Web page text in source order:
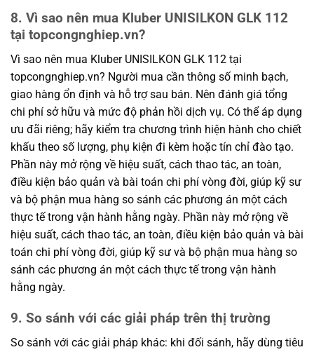
8. Vì sao nên mua Kluber UNISILKON GLK 112
tại topcongnghiep.vn?
Vì sao nên mua Kluber UNISILKON GLK 112 tại
topcongnghiep.vn? Người mua cần thông số minh bạch,
giao hàng ổn định và hỗ trợ sau bán. Nên đánh giá tổng
chi phí sở hữu và mức độ phản hồi dịch vụ. Có thể áp dụng
ưu đãi riêng; hãy kiểm tra chương trình hiện hành cho chiết
khấu theo số lượng, phụ kiện đi kèm hoặc tín chỉ đào tạo.
Phần này mở rộng về hiệu suất, cách thao tác, an toàn,
điều kiện bảo quản và bài toán chi phí vòng đời, giúp kỹ sư
và bộ phận mua hàng so sánh các phương án một cách
thực tế trong vận hành hằng ngày. Phần này mở rộng về
hiệu suất, cách thao tác, an toàn, điều kiện bảo quản và bài
toán chi phí vòng đời, giúp kỹ sư và bộ phận mua hàng so
sánh các phương án một cách thực tế trong vận hành
hằng ngày.
9. So sánh với các giải pháp trên thị trường
So sánh với các giải pháp khác: khi đối sánh, hãy dùng tiêu